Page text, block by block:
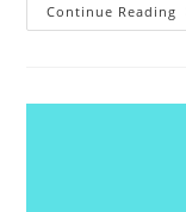
Continue Reading